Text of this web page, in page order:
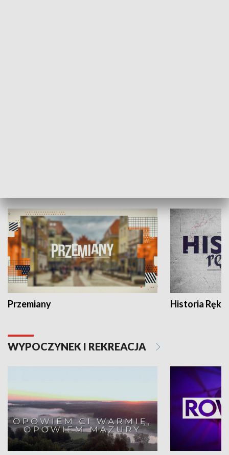
Przemiany Historia Ręką
WYPOCZYNEK I REKREACJA